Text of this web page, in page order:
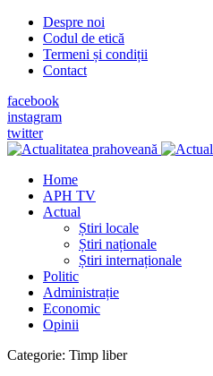
Despre noi
Codul de etică
Termeni și condiții
Contact
facebook
instagram
twitter
Home
APH TV
Actual
Știri locale
Știri naționale
Știri internaționale
Politic
Administrație
Economic
Opinii
Categorie: Timp liber